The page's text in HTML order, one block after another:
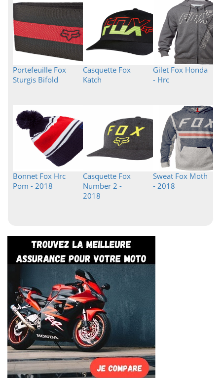
Portefeuille Fox
Sturgis Bifold
Casquette Fox
Katch
Gilet Fox Honda
- Hrc
Bonnet Fox Hrc
Pom - 2018
Casquette Fox
Number 2 -
2018
Sweat Fox Moth
- 2018